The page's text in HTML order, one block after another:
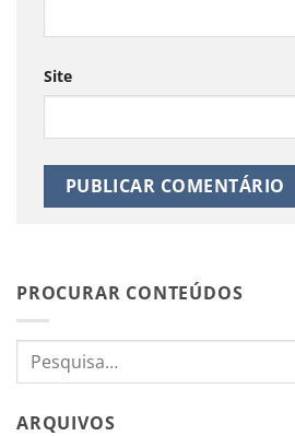
Site
PROCURAR CONTEÚDOS
ARQUIVOS